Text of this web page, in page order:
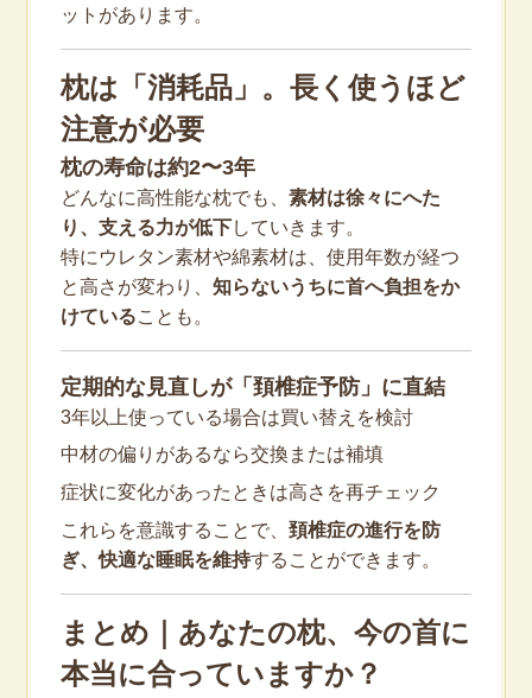
ットがあります。
枕は「消耗品」。長く使うほど
注意が必要
枕の寿命は約2〜3年
どんなに高性能な枕でも、 素材は徐々にへた
り、支える力が低下していきます。
特にウレタン素材や綿素材は、使用年数が経つ
と高さが変わり、 知らないうちに首へ負担をか
けていることも。
定期的な見直しが「頚椎症予防」に直結
3年以上使っている場合は買い替えを検討
中材の偏りがあるなら交換または補填
症状に変化があったときは高さを再チェック
これらを意識することで、 頚椎症の進行を防
ぎ、快適な睡眠を維持することができます。
まとめ｜あなたの枕、今の首に
本当に合っていますか？